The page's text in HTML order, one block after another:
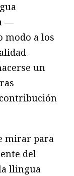
—
modo a los
un
mirar para
del
llingua